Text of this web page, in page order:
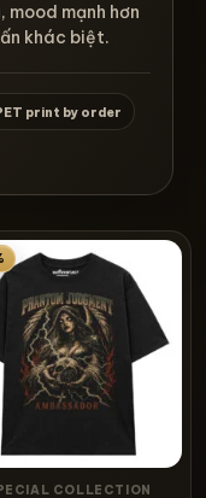
mạnh hơn
khác biệt.
print by order
COLLECTION